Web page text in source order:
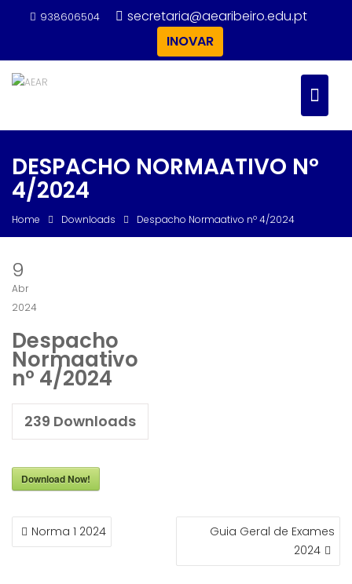
938606504
secretaria@aearibeiro.edu.pt
INOVAR
DESPACHO NORMAATIVO Nº
4/2024
Home Downloads Despacho Normaativo nº 4/2024
9
Abr
2024
Despacho
Normaativo
nº 4/2024
239 Downloads
Download Now!
NAVEGAÇÃO
DENorma 1 2024
Guia Geral de Exames
2024